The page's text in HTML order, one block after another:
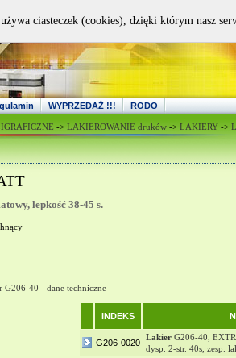
WYPRZEDAŻ !!! RODO
-> LAKIEROWANIE druków -> LAKIERY ->
lepkość 38-45 s.
G206-40 - dane techniczne
INDEKS
G206-0020
LakierG206-40,
dysp. 2-str. 40s, zesp.
ciasteczek (cookies), dzięki którym nasz